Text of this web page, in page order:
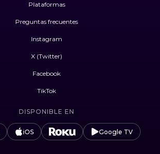
Plataformas
Preguntas frecuentes
Instagram
X (Twitter)
Facebook
TikTok
DISPONIBLE EN
iOS Google TV